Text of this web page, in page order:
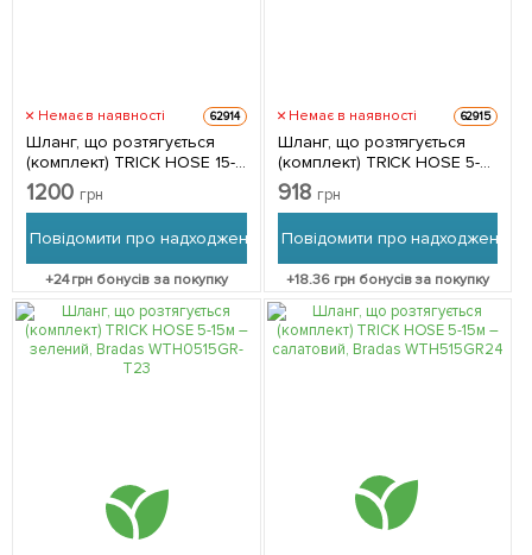
Немає в наявності 62914
Шланг, що розтягується
(комплект) TRICK HOSE 15-
45м, синій, Bradas
WTH1545BL-T
1200 грн
Повідомити про надходження
+24грн бонусів за покупку
Немає в наявності 62915
Шланг, що розтягується
(комплект) TRICK HOSE 5-
15м – блакитний, Bradas
WTH515BL
918 грн
Повідомити про надходження
+18.36грн бонусів за покупку